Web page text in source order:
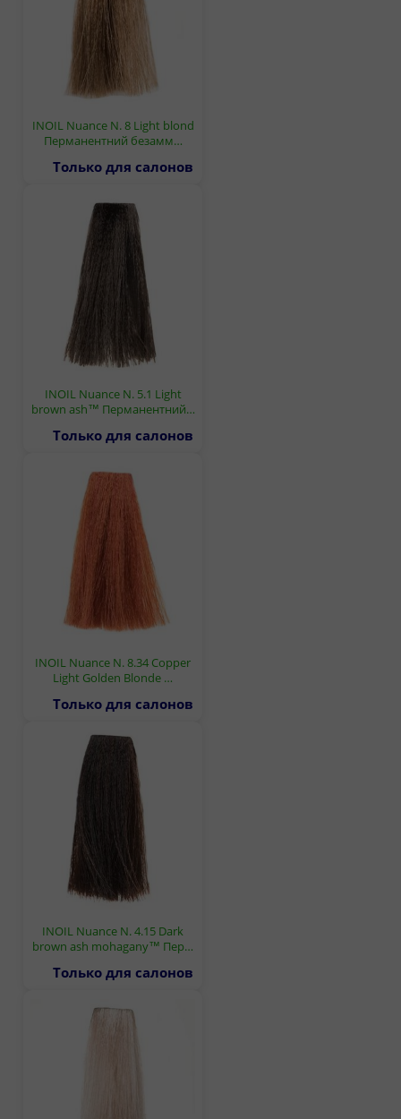
INOIL Nuance N. 8 Light blond
Перманентний безамм…
Только для салонов
INOIL Nuance N. 5.1 Light
brown ash™ Перманентний…
Только для салонов
INOIL Nuance N. 8.34 Copper
Light Golden Blonde …
Только для салонов
INOIL Nuance N. 4.15 Dark
brown ash mohagany™ Пер…
Только для салонов